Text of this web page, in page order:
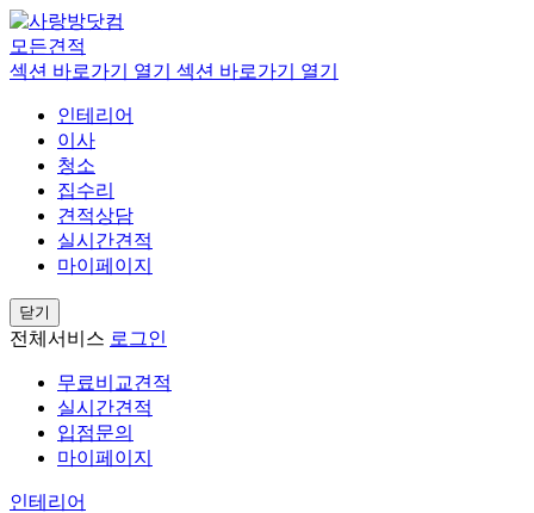
모든견적
섹션 바로가기 열기
섹션 바로가기 열기
인테리어
이사
청소
집수리
견적상담
실시간견적
마이페이지
닫기
전체서비스 로그인
무료비교견적
실시간견적
입점문의
마이페이지
인테리어